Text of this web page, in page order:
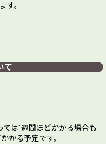
す。
て
は1週間ほどかかる場合も
かる予定です。